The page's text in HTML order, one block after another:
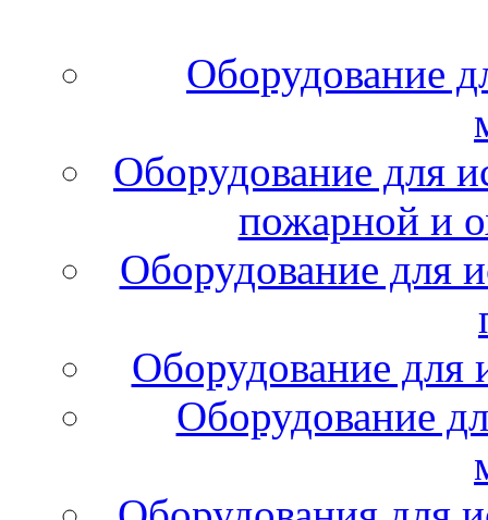
Оборудование
Оборудование для
пожарной и
Оборудование для
Оборудование для
Оборудование